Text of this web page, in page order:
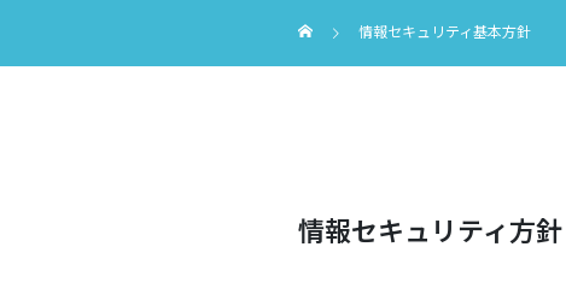
情報セキュリティ基本方針
情報セキュリティ方針